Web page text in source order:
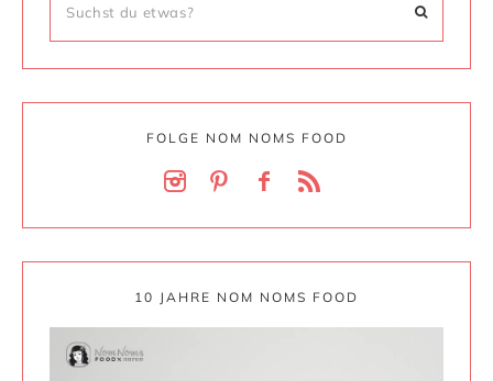
FOLGE NOM NOMS FOOD
10 JAHRE NOM NOMS FOOD